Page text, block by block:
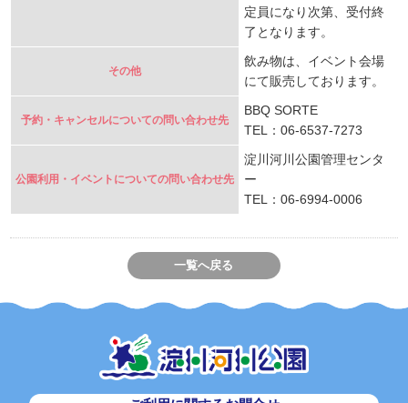
定員になり次第、受付終
了となります。
その他
飲み物は、イベント会場
にて販売しております。
予約・キャンセルについての問い合わせ先
BBQ SORTE
TEL：06-6537-7273
公園利用・イベントについての問い合わせ先
淀川河川公園管理センタ
ー
TEL：06-6994-0006
一覧へ戻る